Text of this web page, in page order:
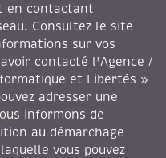
en contactant
Consultez le site
sur vos
contacté l'Agence /
et Libertés »
adresser une
informons de
au démarchage
vous pouvez